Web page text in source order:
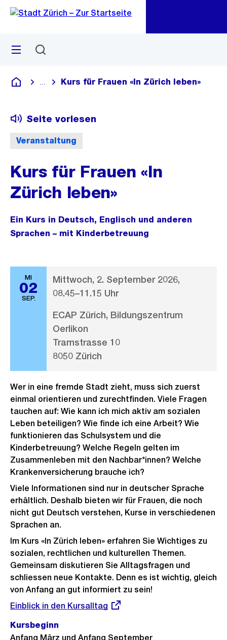
Navigation
Sprunglink
Menü
Deutsch
Blende alle Breadcrumbs ein
Kurs für Frauen «In Zürich leben»
Veranstaltung
Seite vorlesen
Kurs für Frauen «In
Zürich leben»
Ein Kurs in Deutsch, Englisch und anderen
Sprachen – mit Kinderbetreuung
MI
02
SEP.
Mittwoch, 2. September 2026,
08.45–11.15 Uhr
ECAP Zürich, Bildungszentrum
Oerlikon
Tramstrasse 10
8050 Zürich
Wer in eine fremde Stadt zieht, muss sich zuerst
einmal orientieren und zurechtfinden. Viele Fragen
tauchen auf: Wie kann ich mich aktiv am sozialen
Leben beteiligen? Wie finde ich eine Arbeit? Wie
funktionieren das Schulsystem und die
Kinderbetreuung? Welche Regeln gelten im
Zusammenleben mit den Nachbar*innen? Welche
Krankenversicherung brauche ich?
Viele Informationen sind nur in deutscher Sprache
erhältlich. Deshalb bieten wir für Frauen, die noch
nicht gut Deutsch verstehen, Kurse in verschiedenen
Sprachen an.
Im Kurs «In Zürich leben» erfahren Sie Wichtiges zu
sozialen, rechtlichen und kulturellen Themen.
Gemeinsam diskutieren Sie Alltagsfragen und
schliessen neue Kontakte. Denn es ist wichtig, gleich
von Anfang an gut informiert zu sein!
Externer
Einblick in den Kursalltag
Kursbeginn
Anfang März und Anfang September